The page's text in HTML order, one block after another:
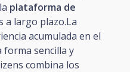
plataforma de
a largo plazo.La
acumulada en el
forma sencilla y
combina los